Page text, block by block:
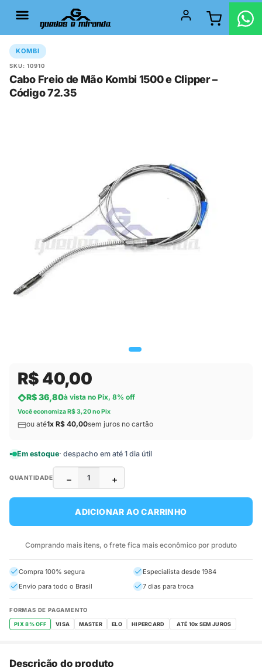
KOMBI
SKU: 10910
Cabo Freio de Mão Kombi 1500 e Clipper –
Código 72.35
R$ 40,00
R$ 36,80à vista no Pix, 8% off
Você economiza R$ 3,20 no Pix
ou até1x R$ 40,00sem juros no cartão
Em estoque· despacho em até 1 dia útil
QUANTIDADE − +
ADICIONAR AO CARRINHO
Comprando mais itens, o frete fica mais econômico por produto
Compra 100% segura
Especialista desde 1984
Envio para todo o Brasil
7 dias para troca
FORMAS DE PAGAMENTO
PIX 8% OFF VISA MASTER ELO HIPERCARD
Descrição do produto